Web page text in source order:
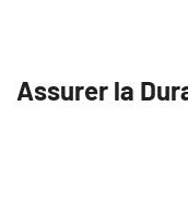
Assurer la